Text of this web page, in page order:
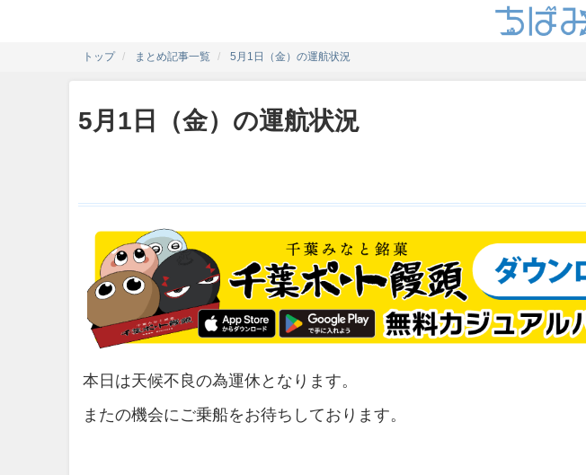
トップ まとめ記事一覧 5月1日（金）の運航状況
5月1日（金）の運航状況
本日は天候不良の為運休となります。
またの機会にご乗船をお待ちしております。